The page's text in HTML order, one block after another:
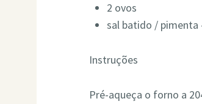
2 ovos
sal batido / pimenta
Instruções
Pré-aqueça o forno a